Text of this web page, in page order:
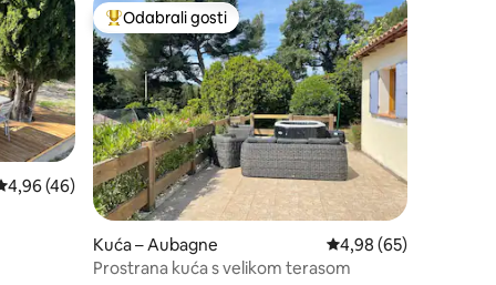
„Odabrali gosti”
ocjena: 4,96/5, recenzija: 46
4,96 (46)
Među najviše rangiranima s oznakom „Odabrali gosti”
Odabrali gosti
Kuća – Aubagne Prosječna ocjena:
4,98 (65)
Prostrana kuća s velikom terasom